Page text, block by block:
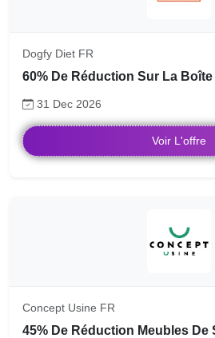
Dogfy Diet FR
60% De Réduction Sur La
31 Dec 2026
Voir L'offre
Concept Usine FR
45% De Réduction Meubles De